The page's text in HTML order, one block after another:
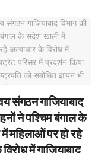
संगठन गाजियाबाद
ने पश्चिम बंगाल के
महिलाओं पर हो रहे
में गाजियाबाद